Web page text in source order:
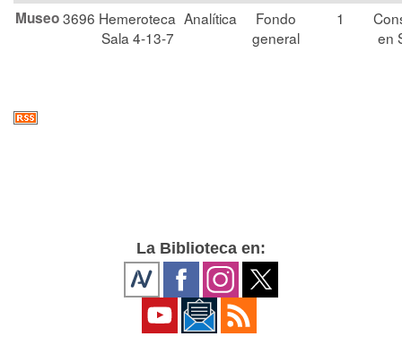
Museo3696 Hemeroteca
Sala 4-13-7
Analítica
Fondo
general
1
en
La Biblioteca en: